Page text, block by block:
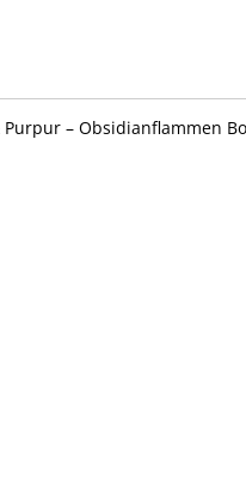
Purpur – Obsidianflammen